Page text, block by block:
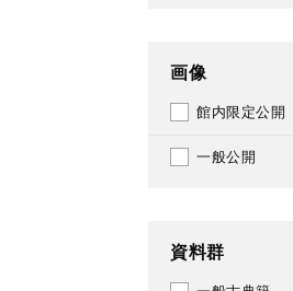
1872
1873
1874
1876
画像
館内限定公開
一般公開
資料群